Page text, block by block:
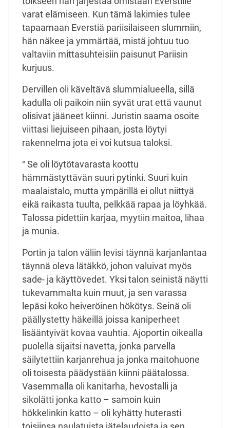
varat elämiseen. Kun tämä lakimies tulee
tapaamaan Everstiä pariisilaiseen slummiin,
hän näkee ja ymmärtää, mistä johtuu tuo
valtaviin mittasuhteisiin paisunut Pariisin
kurjuus.
Dervillen oli käveltävä slummialueella, sillä
kadulla oli paikoin niin syvät urat että vaunut
olisivat jääneet kiinni. Juristin saama osoite
viittasi liejuiseen pihaan, josta löytyi
rakennelma jota ei voi kutsua taloksi.
” Se oli löytötavarasta koottu
hämmästyttävän suuri pytinki. Suuri kuin
maalaistalo, mutta ympärillä ei ollut niittyä
eikä raikasta tuulta, pelkkää rapaa ja löyhkää.
Talossa pidettiin karjaa, myytiin maitoa, lihaa
ja munia.
Portin ja talon väliin levisi täynnä karjanlantaa
täynnä oleva lätäkkö, johon valuivat myös
sade- ja käyttövedet. Yksi talon seinistä näytti
tukevammalta kuin muut, ja sen varassa
lepäsi koko heiveröinen hökötys. Seinä oli
päällystetty häkeillä joissa kaniperheet
lisääntyivät kovaa vauhtia. Ajoportin oikealla
puolella sijaitsi navetta, jonka parvella
säilytettiin karjanrehua ja jonka maitohuone
oli toisesta päädystään kiinni päätalossa.
Vasemmalla oli kanitarha, hevostalli ja
sikolätti jonka katto – samoin kuin
hökkelinkin katto – oli kyhätty huterasti